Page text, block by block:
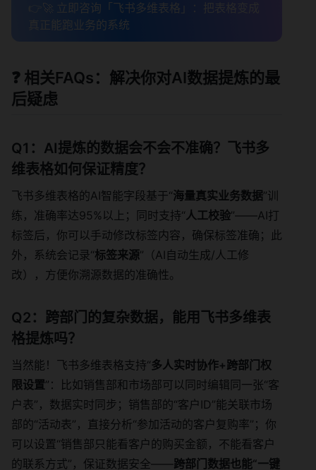
👉🚀 立即咨询「飞书多维表格」：把表格变成
真正能跑业务的系统
❓ 相关FAQs：解决你对AI数据提炼的最
后疑虑
Q1：AI提炼的数据会不会不准确？飞书多
维表格如何保证精度？
飞书多维表格的AI智能字段基于“海量真实业务数据”训
练，准确率达95%以上；同时支持“人工校验”——AI打
标签后，你可以手动修改标签内容，确保标签准确；此
外，系统会记录“标签来源”（AI自动生成/人工修
改），方便你溯源数据的准确性。
Q2：跨部门的复杂数据，能用飞书多维表
格提炼吗？
当然能！飞书多维表格支持“多人实时协作+跨部门权
限设置”：比如销售部和市场部可以同时编辑同一张“客
户表”，数据实时同步；销售部的“客户ID”能关联市场
部的“活动表”，直接分析“参加活动的客户复购率”；你
可以设置“销售部只能看客户的购买金额，不能看客户
的联系方式”，保证数据安全—— 跨部门数据也能“一键